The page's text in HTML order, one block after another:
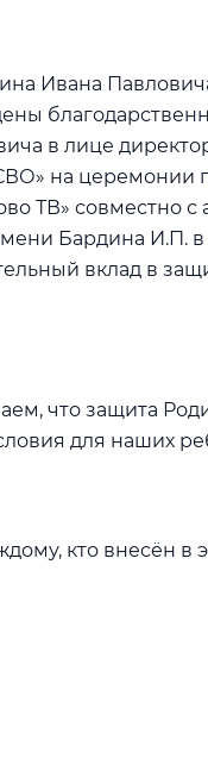
Ивана
в лице
на церемонии
ТВ» совместно
Бардина И.П.
вклад в
что защита
для наших
кто внесён в